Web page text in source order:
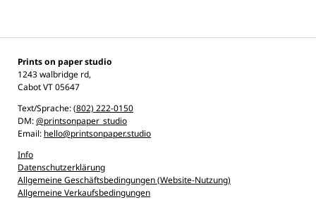
Prints on paper studio
1243 walbridge rd,
Cabot VT 05647
Text/Sprache:(802) 222-0150
DM:@printsonpaper_studio
Email: hello@printsonpaper.studio
Info
Datenschutzerklärung
Allgemeine Geschäftsbedingungen (Website-Nutzung)
Allgemeine Verkaufsbedingungen